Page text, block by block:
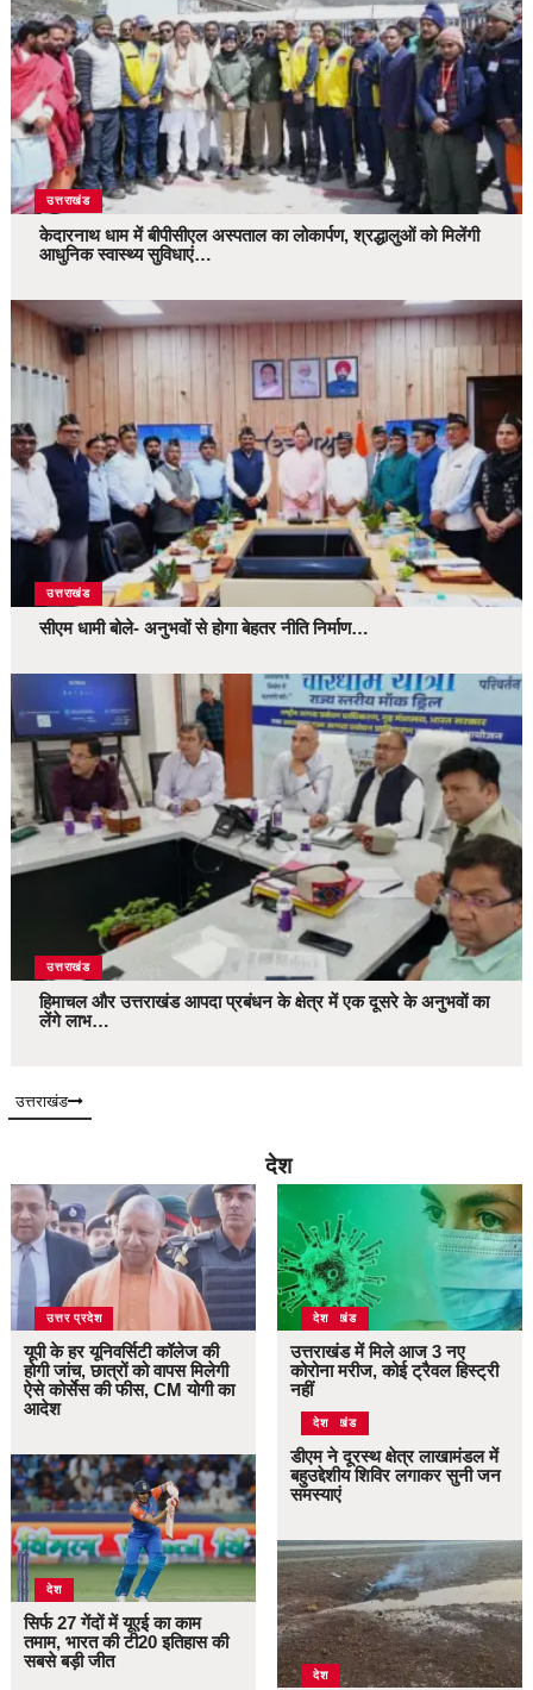
उत्तराखंड
केदारनाथ धाम में बीपीसीएल अस्पताल का लोकार्पण, श्रद्धालुओं को मिलेंगी
आधुनिक स्वास्थ्य सुविधाएं…
उत्तराखंड
सीएम धामी बोले- अनुभवों से होगा बेहतर नीति निर्माण…
उत्तराखंड
हिमाचल और उत्तराखंड आपदा प्रबंधन के क्षेत्र में एक दूसरे के अनुभवों का
लेंगे लाभ…
उत्तराखंड
देश
उत्तर प्रदेश
यूपी के हर यूनिवर्सिटी कॉलेज की
होगी जांच, छात्रों को वापस मिलेगी
ऐसे कोर्सेस की फीस, CM योगी का
आदेश
देश
सिर्फ 27 गेंदों में यूएई का काम
तमाम, भारत की टी20 इतिहास की
सबसे बड़ी जीत
उत्तराखंड
देश
उत्तराखंड में मिले आज 3 नए
कोरोना मरीज, कोई ट्रैवल हिस्ट्री
नहीं
उत्तराखंड
देश
डीएम ने दूरस्थ क्षेत्र लाखामंडल में
बहुउद्देशीय शिविर लगाकर सुनी जन
समस्याएं
देश